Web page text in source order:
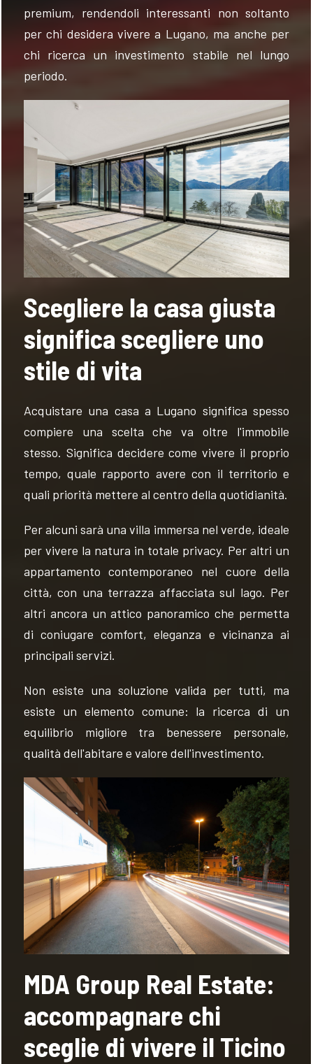
premium, rendendoli interessanti non soltanto
per chi desidera vivere a Lugano, ma anche per
chi ricerca un investimento stabile nel lungo
periodo.
Scegliere la casa giusta
significa scegliere uno
stile di vita
Acquistare una casa a Lugano significa spesso
compiere una scelta che va oltre l'immobile
stesso. Significa decidere come vivere il proprio
tempo, quale rapporto avere con il territorio e
quali priorità mettere al centro della quotidianità.
Per alcuni sarà una villa immersa nel verde, ideale
per vivere la natura in totale privacy. Per altri un
appartamento contemporaneo nel cuore della
città, con una terrazza affacciata sul lago. Per
altri ancora un attico panoramico che permetta
di coniugare comfort, eleganza e vicinanza ai
principali servizi.
Non esiste una soluzione valida per tutti, ma
esiste un elemento comune: la ricerca di un
equilibrio migliore tra benessere personale,
qualità dell'abitare e valore dell'investimento.
MDA Group Real Estate:
accompagnare chi
sceglie di vivere il Ticino